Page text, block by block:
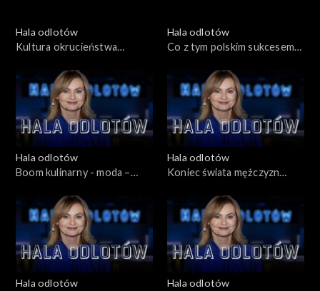
Hala odlotów
Kultura okrucieństwa
Hala odlotów
Co z tym polskim sukcesem?
Hala odlotów
Boom kulinarny - moda –
życie poza systemem?
6.12.2012
Hala odlotów
Koniec świata mężczyzn
Hala odlotów
Hala odlotów